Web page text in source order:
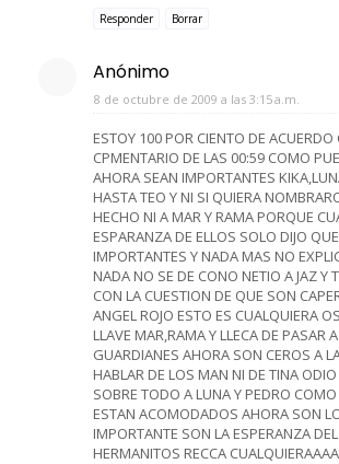
Responder Borrar
Anónimo
8 de octubre de 2009 a las 3:15 a.m.
ESTOY 100 POR CIENTO DE ACUERDO
CPMENTARIO DE LAS 00:59 COMO
AHORA SEAN IMPORTANTES
HASTA TEO Y NI SI QUIERA
HECHO NI A MAR Y RAMA PORQUE
ESPARANZA DE ELLOS SOLO DIJO
IMPORTANTES Y NADA MAS NO
NADA NO SE DE CONO NETIO A JAZ Y
CON LA CUESTION DE QUE SON
ANGEL ROJO ESTO ES CUALQUIERA
LLAVE MAR,RAMA Y LLECA DE PASAR
GUARDIANES AHORA SON CEROS A
HABLAR DE LOS MAN NI DE TINA
SOBRE TODO A LUNA Y PEDRO
ESTAN ACOMODADOS AHORA SON
IMPORTANTE SON LA ESPERANZA
HERMANITOS RECCA